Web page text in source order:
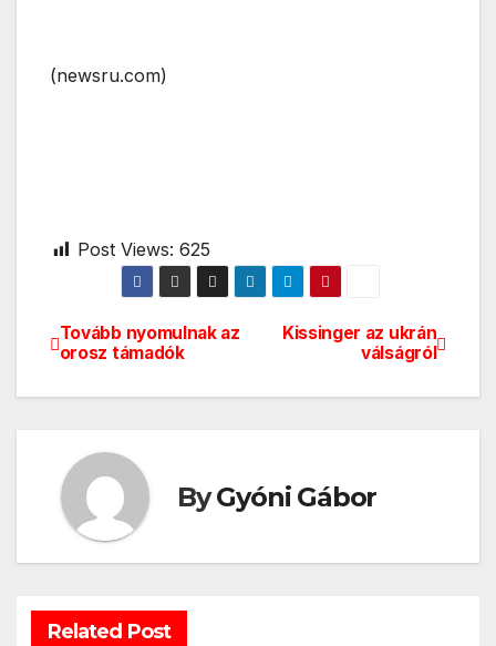
(newsru.com)
Post Views: 625
Bejegyzés
navigáció
Kissinger az ukrán
válságról
Tovább nyomulnak az
orosz támadók
ByGyóni Gábor
Related Post